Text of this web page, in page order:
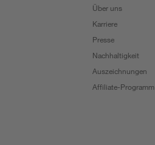
Über uns
Karriere
Presse
Nachhaltigkeit
Auszeichnungen
Affiliate-Programm